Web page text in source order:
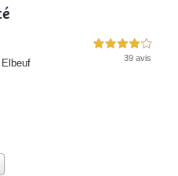
4,0 étoiles sur 5
39 avis